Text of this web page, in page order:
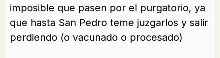
imposible que pasen por el purgatorio, ya
que hasta San Pedro teme juzgarlos y salir
perdiendo (o vacunado o procesado)